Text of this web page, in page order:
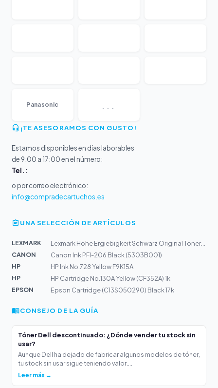
Panasonic ...
¡TE ASESORAMOS CON GUSTO!
Estamos disponibles en días laborables
de 9:00 a 17:00 en el número:
Tel.:
o por correo electrónico:
info@compradecartuchos.es
UNA SELECCIÓN DE ARTÍCULOS
LEXMARK
Lexmark Hohe Ergiebigkeit Schwarz Original Tonerpatrone...
CANON
Canon Ink PFI-206 Black (5303B001)
HP
HP Ink No.728 Yellow F9K15A
HP
HP Cartridge No.130A Yellow (CF352A) 1k
EPSON
Epson Cartridge (C13S050290) Black 17k
CONSEJO DE LA GUÍA
Tóner Dell descontinuado: ¿Dónde vender tu stock sin
usar?
Aunque Dell ha dejado de fabricar algunos modelos de tóner,
tu stock sin usar sigue teniendo valor....
Leer más →